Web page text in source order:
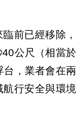
前已經移除，
公尺（相當於
台，業者會在兩
航行安全與環境